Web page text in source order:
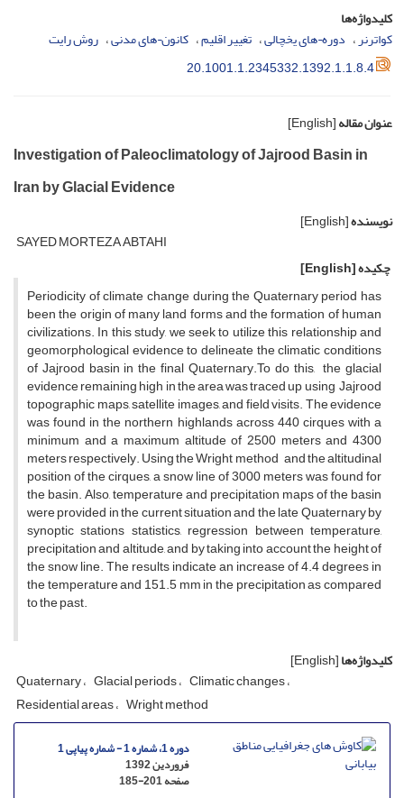
کلیدواژه‌ها
کواترنر دوره¬های یخچالی تغییر اقلیم کانون¬های مدنی روش رایت
20.1001.1.2345332.1392.1.1.8.4
عنوان مقاله[English]
Investigation of Paleoclimatology of Jajrood Basin in
Iran by Glacial Evidence
نویسنده[English]
SAYED MORTEZA ABTAHI
چکیده[English]
Periodicity of climate change during the Quaternary period has
been the origin of many land forms and the formation of human
civilizations. In this study, we seek to utilize this relationship and
geomorphological evidence to delineate the climatic conditions
of Jajrood basin in the final Quaternary.To do this, the glacial
evidence remaining high in the area was traced up using Jajrood
topographic maps, satellite images, and field visits. The evidence
was found in the northern highlands across 440 cirques with a
minimum and a maximum altitude of 2500 meters and 4300
meters respectively. Using the Wright method and the altitudinal
position of the cirques, a snow line of 3000 meters was found for
the basin. Also, temperature and precipitation maps of the basin
were provided in the current situation and the late Quaternary by
synoptic stations statistics, regression between temperature,
precipitation and altitude, and by taking into account the height of
the snow line. The results indicate an increase of 4.4 degrees in
the temperature and 151.5 mm in the precipitation as compared
to the past.
کلیدواژه‌ها[English]
Quaternary Glacial periods Climatic changes
Residential areas Wright method
دوره 1، شماره 1 - شماره پیاپی 1
فروردین 1392
صفحه185-201